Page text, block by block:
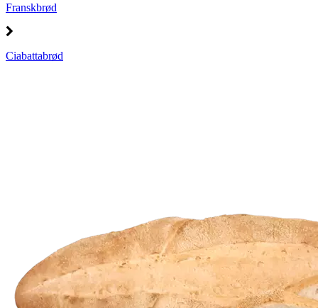
Franskbrød
Ciabattabrød